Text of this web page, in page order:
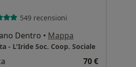
549 recensioni
Dentro • Mappa
- L'Iride Soc. Coop. Sociale
70 €